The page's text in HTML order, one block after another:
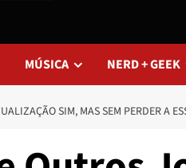
MÚSICA NERD + GEEK
SIM, MAS SEM PERDER A